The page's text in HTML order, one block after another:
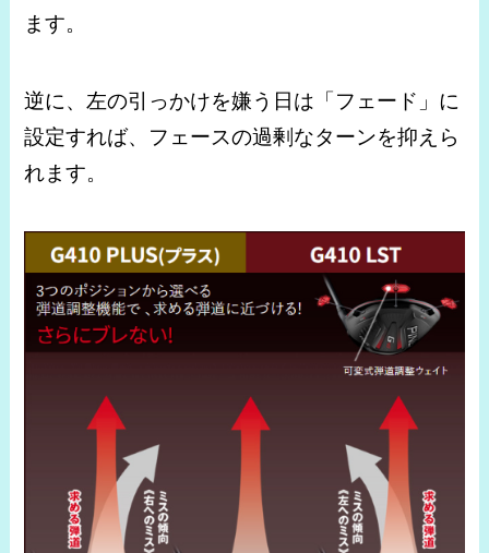
ます。
逆に、左の引っかけを嫌う日は「フェード」に
設定すれば、フェースの過剰なターンを抑えら
れます。